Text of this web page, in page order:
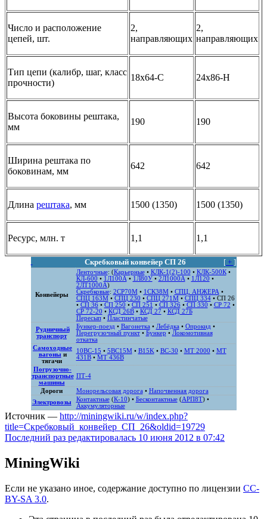
Число и расположение
цепей, шт.
2,
направляющих
2,
направляющих
Тип цепи (калибр, шаг, класс
прочности)
18х64-С 24х86-Н
Высота боковины рештака,
мм
190 190
Ширина рештака по
боковинам, мм
642 642
Длина рештака, мм 1500 (1350) 1500 (1350)
Ресурс, млн. т 1,1 1,1
[+ ]
Скребковый конвейер СП 26
Конвейеры
Ленточные: (Карьерные• КЛК-1(2)-100 • КЛК-500К•
КЛ-600 • 1Л100А • 1Л80У• 2Л1000А • 1Л120 •
2ЛТ1000А)
Скребковые: 2СР70М• 1СК38М• СПЦ, АНЖЕРА •
СПЦ 163М• СПЦ 230 • СПЦ 271M• СПЦ 334• СП 26
• СП 36• СП 250 • СП 251 • СП 326• СП 330 • СР 72 •
СР 72-20 • КСД 26В• КСД 27 • КСД 27Б
Пересып• Пластинчатые
Рудничный
транспорт
Бункер-поезд • Вагонетка • Лебёдка • Опрокид •
Перегрузочный пункт• Бункер • Локомотивная
откатка
Самоходные
вагоны и
тягачи
10ВС-15 • 5ВС15М• B15K • ВС-30 • MT 2000 • MT
431B• MT 436B
Погрузочно-
транспортные
машины
ПТ-4
Дороги Монорельсовая дорога • Напочвенная дорога
Электровозы
Контактные(К-10) • Бесконтактные(АРП8Т) •
Аккумуляторные
Источник — http://miningwiki.ru/w/index.php?
title=Скребковый_конвейер_СП_26&oldid=19729
Последний раз редактировалась 10 июня 2012 в 07:42
MiningWiki
Если не указано иное, содержание доступно по лицензии CC-
BY-SA 3.0.